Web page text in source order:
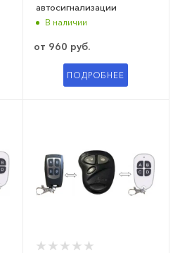
автосигнализации
В наличии
от 960 руб.
ПОДРОБНЕЕ